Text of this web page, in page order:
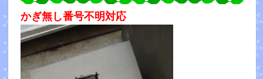
かぎ無し番号不明対応